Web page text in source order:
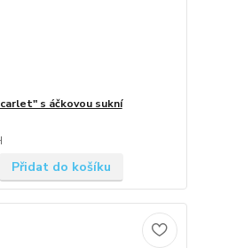
s áčkovou sukní
Přidat do košíku